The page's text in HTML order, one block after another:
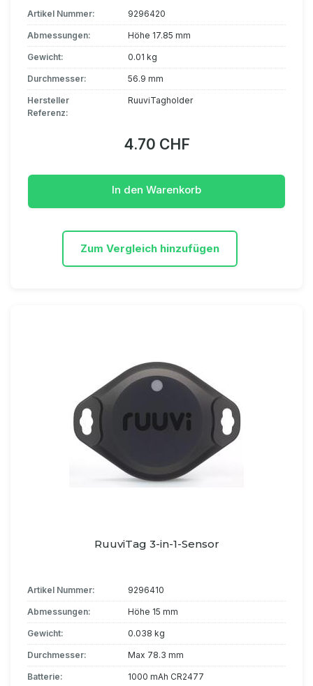
Artikel Nummer: 9296420
Abmessungen: Höhe 17.85 mm
Gewicht: 0.01 kg
Durchmesser: 56.9 mm
Hersteller
Referenz:
RuuviTagholder
4.70 CHF
In den Warenkorb
Zum Vergleich hinzufügen
RuuviTag 3-in-1-Sensor
Artikel Nummer: 9296410
Abmessungen: Höhe 15 mm
Gewicht: 0.038 kg
Durchmesser: Max 78.3 mm
Batterie: 1000 mAh CR2477